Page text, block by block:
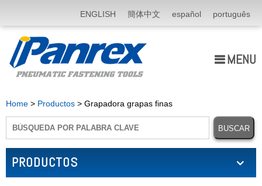
ENGLISH 簡体中文 español português
MENU
Productos
Aplicación
Noticias
Home > Productos > Grapadora grapas finas
PRODUCTOS